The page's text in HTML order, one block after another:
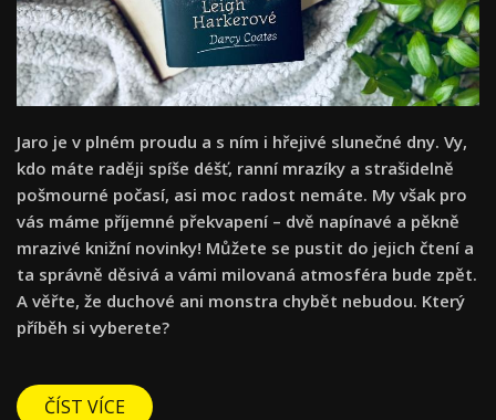
Jaro je v plném proudu a s ním i hřejivé slunečné dny. Vy,
kdo máte raději spíše déšť, ranní mrazíky a strašidelně
pošmourné počasí, asi moc radost nemáte. My však pro
vás máme příjemné překvapení – dvě napínavé a pěkně
mrazivé knižní novinky! Můžete se pustit do jejich čtení a
ta správně děsivá a vámi milovaná atmosféra bude zpět.
A věřte, že duchové ani monstra chybět nebudou. Který
příběh si vyberete?
ČÍST VÍCE